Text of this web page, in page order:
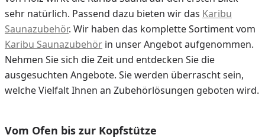
sehr natürlich. Passend dazu bieten wir das Karibu
Saunazubehör. Wir haben das komplette Sortiment vom
Karibu Saunazubehör in unser Angebot aufgenommen.
Nehmen Sie sich die Zeit und entdecken Sie die
ausgesuchten Angebote. Sie werden überrascht sein,
welche Vielfalt Ihnen an Zubehörlösungen geboten wird.
Vom Ofen bis zur Kopfstütze